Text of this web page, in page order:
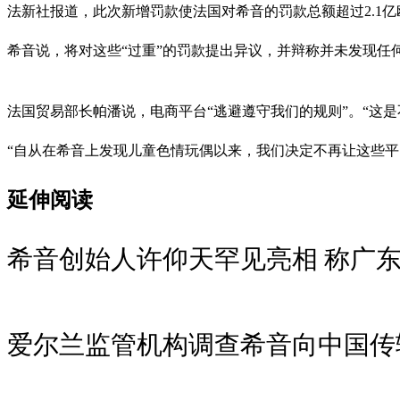
法新社报道，此次新增罚款使法国对希音的罚款总额超过2.1亿
希音说，将对这些“过重”的罚款提出异议，并辩称并未发现任
法国贸易部长帕潘说，电商平台“逃避遵守我们的规则”。“这
“自从在希音上发现儿童色情玩偶以来，我们决定不再让这些
延伸阅读
希音创始人许仰天罕见亮相 称广
爱尔兰监管机构调查希音向中国